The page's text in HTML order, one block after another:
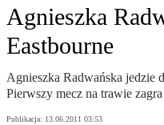
Agnieszka
Eastbourne
Agnieszka Radwańska jedzie
Pierwszy mecz na trawie
Publikacja: 13.06.2011 03:53